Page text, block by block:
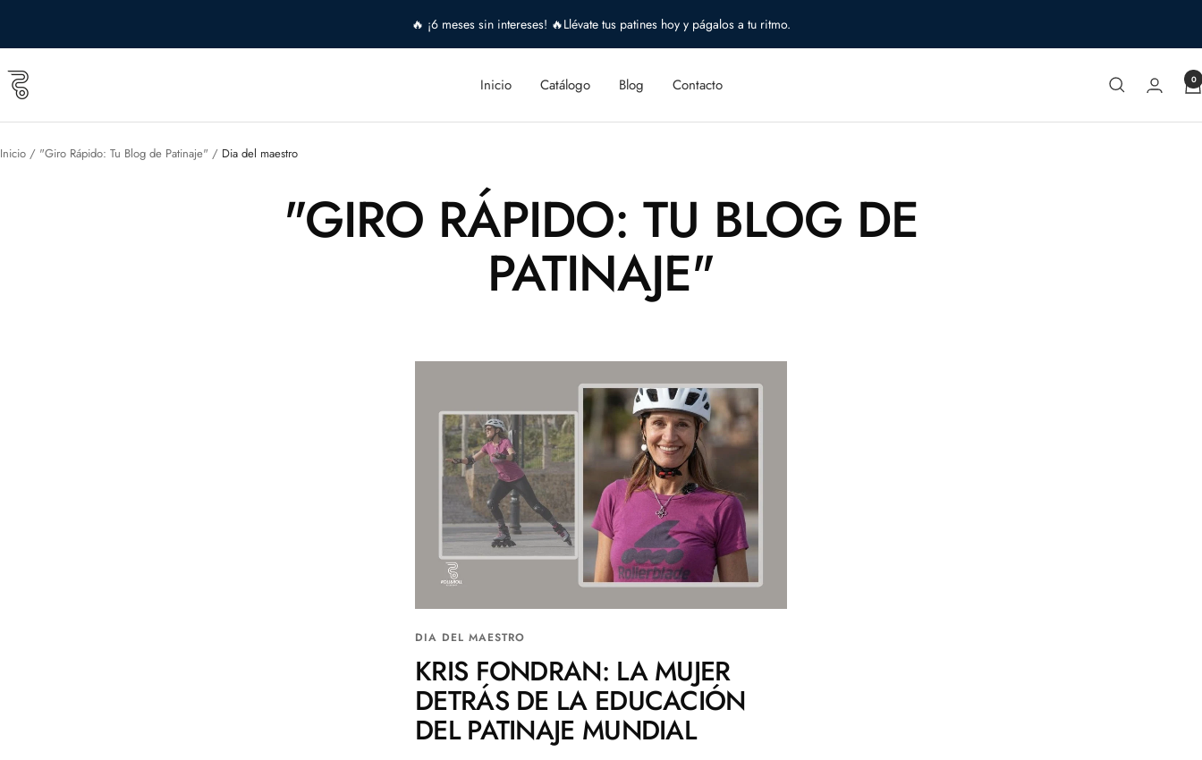
contenido
🔥 ¡6 meses sin intereses! 🔥Llévate tus patines hoy y págalos a tu ritmo.
Inicio Catálogo Blog Contacto
Roll
Roll
0
Inicio "Giro Rápido: Tu Blog de Patinaje" Dia del maestro
"GIRO RÁPIDO: TU BLOG DE
PATINAJE"
DIA DEL MAESTRO
KRIS FONDRAN: LA MUJER
DETRÁS DE LA EDUCACIÓN
DEL PATINAJE MUNDIAL